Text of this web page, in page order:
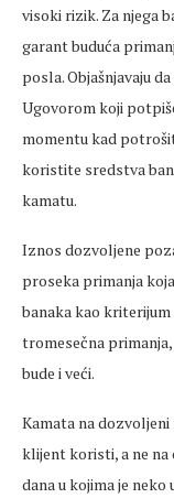
visoki rizik. Za njega
garant buduća
posla. Objašnjavaju
Ugovorom koji
momentu kad
koristite sredstva
kamatu.
Iznos dozvoljene
proseka primanja
banaka kao
tromesečna
bude i veći.
Kamata na dozvoljeni
klijent koristi, a ne na
dana u kojima je